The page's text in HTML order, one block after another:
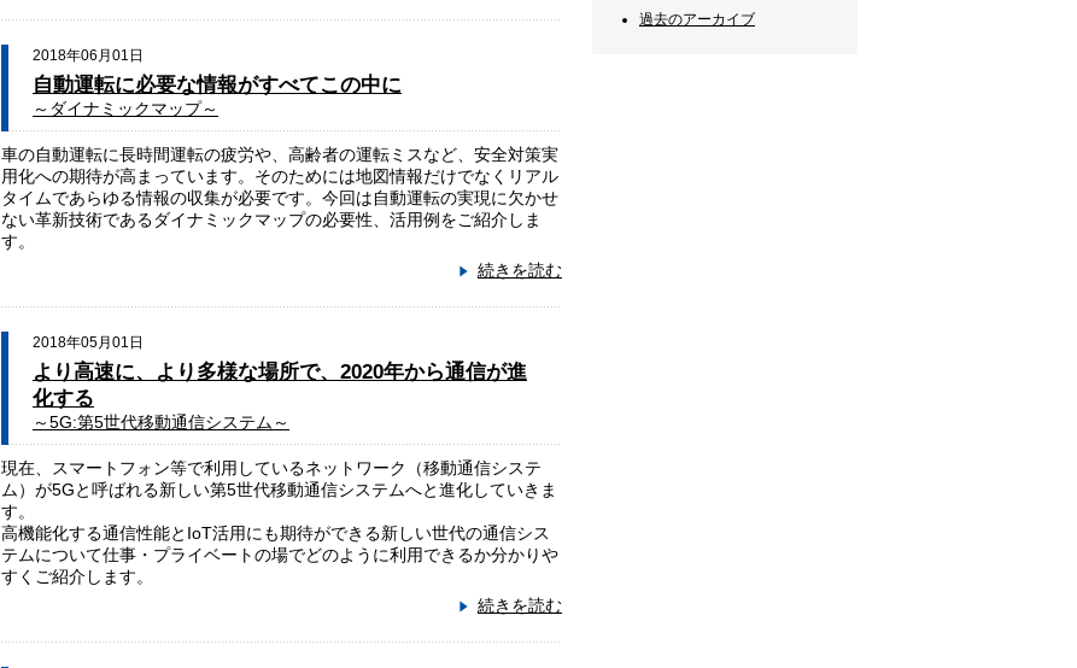
2018年06月01日
自動運転に必要な情報がすべてこの中に
～ダイナミックマップ～
車の自動運転に長時間運転の疲労や、高齢者の運転ミスなど、安全対策実
用化への期待が高まっています。そのためには地図情報だけでなくリアル
タイムであらゆる情報の収集が必要です。今回は自動運転の実現に欠かせ
ない革新技術であるダイナミックマップの必要性、活用例をご紹介しま
す。
続きを読む
2018年05月01日
より高速に、より多様な場所で、2020年から通信が進
化する
～5G:第5世代移動通信システム～
現在、スマートフォン等で利用しているネットワーク（移動通信システ
ム）が5Gと呼ばれる新しい第5世代移動通信システムへと進化していきま
す。
高機能化する通信性能とIoT活用にも期待ができる新しい世代の通信シス
テムについて仕事・プライベートの場でどのように利用できるか分かりや
すくご紹介します。
続きを読む
過去のアーカイブ